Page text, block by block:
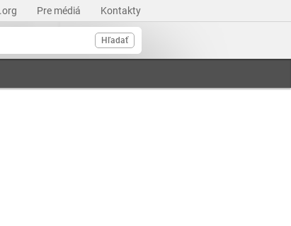
Pre médiá Kontakty
Hľadať